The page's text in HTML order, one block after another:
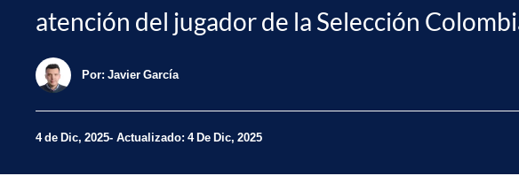
atención del jugador de la Selección
Por: Javier García
4 de Dic, 2025 Actualizado: 4 De Dic, 2025